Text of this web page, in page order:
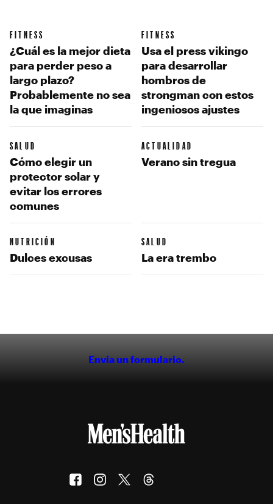
FITNESS
¿Cuál es la mejor dieta
para perder peso a
largo plazo?
Probablemente no sea
la que imaginas
FITNESS
Usa el press vikingo
para desarrollar
hombros de
strongman con estos
ingeniosos ajustes
SALUD
Cómo elegir un
protector solar y
evitar los errores
comunes
ACTUALIDAD
Verano sin tregua
NUTRICIÓN
Dulces excusas
SALUD
La era trembo
Envía un formulario.